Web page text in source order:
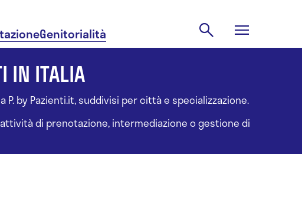
Genitorialità
IN ITALIA
by Pazienti.it, suddivisi per città e specializzazione.
di prenotazione, intermediazione o gestione di